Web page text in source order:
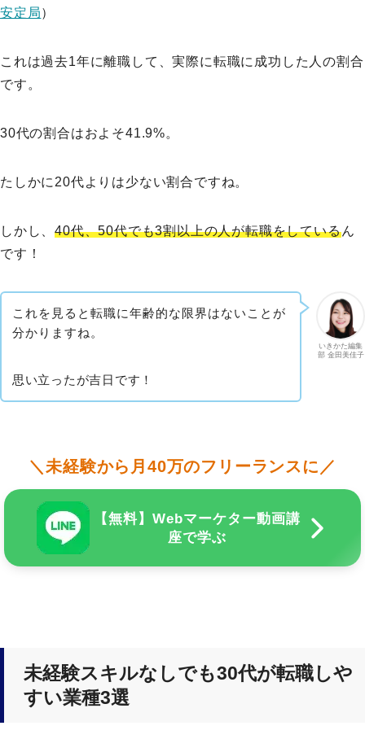
安定局）
これは過去1年に離職して、実際に転職に成功した人の割合
です。
30代の割合はおよそ41.9%。
たしかに20代よりは少ない割合ですね。
しかし、40代、50代でも3割以上の人が転職をしているん
です！
いきかた編集
部 金田美佳子
これを見ると転職に年齢的な限界はないことが
分かりますね。
思い立ったが吉日です！
＼未経験から月40万のフリーランスに／
【無料】Webマーケター動画講
座で学ぶ
未経験スキルなしでも30代が転職しや
すい業種3選